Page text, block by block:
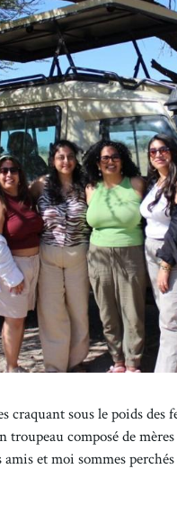
sous le poids des
troupeau composé de
et moi sommes